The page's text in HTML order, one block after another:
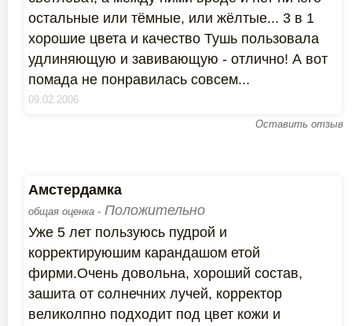
остальные или тёмные, или жёлтые... 3 в 1
хорошие цвета и качество Тушь пользовала
удлиняющую и завивающую - отлично! А вот
помада не понравилась совсем...
09.02.2006
Оставить отзыв
Амстердамка
общая оценка - Положительно
Уже 5 лет пользуюсь пудрой и
корректируюшим карандашом етой
фирми.Очень довольна, хороший состав,
зашита от солнечних лучей, корректор
великолпно подходит под цвет кожи и